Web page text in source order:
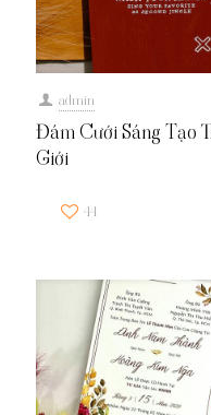
admin
Đám Cưới Sáng Tạo
Giới
44